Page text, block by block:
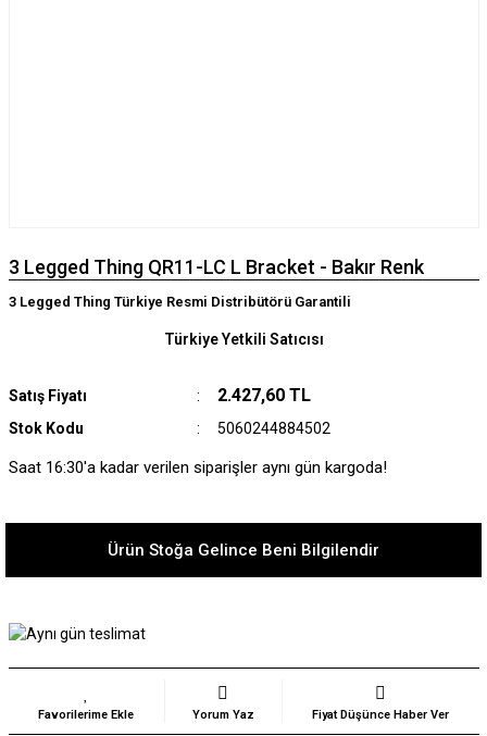
3 Legged Thing QR11-LC L Bracket - Bakır Renk
3 Legged Thing Türkiye Resmi Distribütörü Garantili
Satış Fiyatı 2.427,60 TL
Stok Kodu 5060244884502
Türkiye Yetkili Satıcısı
Saat 16:30'a kadar verilen siparişler aynı gün kargoda!
Ürün Stoğa Gelince Beni Bilgilendir
Yorum Yaz Fiyat Düşünce Haber Ver